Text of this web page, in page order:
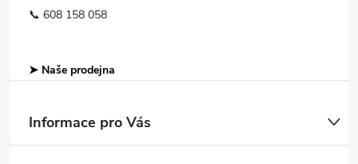
📞 608 158 058
➤ Naše prodejna
Informace pro Vás